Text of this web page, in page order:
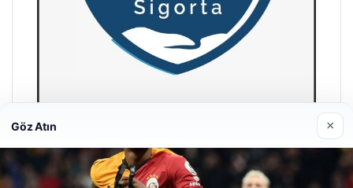
Hastaş Beton
26/05/2026
Göz Atın ×